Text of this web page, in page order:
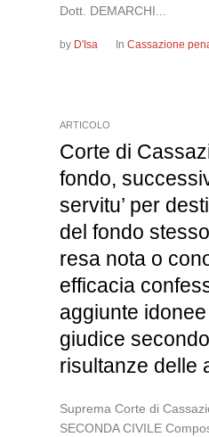
Dott. DEMARCHI...
by D'Isa InCassazione
ARTICOLO
Corte di
fondo,
servitu’ per
del fondo
resa nota o
efficacia
aggiunte
giudice
risultanze delle
Suprema Corte di
SECONDA CIVILE